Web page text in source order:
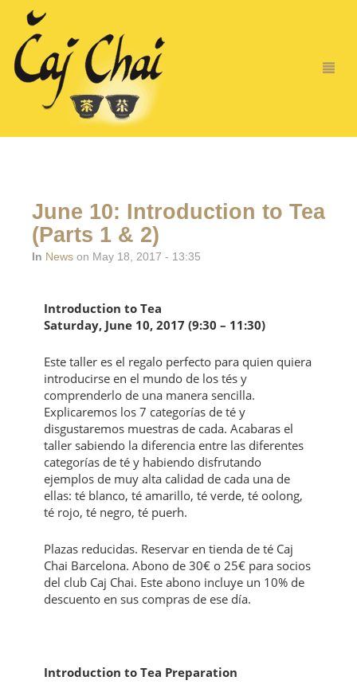
June 10: Introduction to Tea
(Parts 1 & 2)
In News on May 18, 2017 - 13:35
Introduction to Tea
Saturday, June 10, 2017 (9:30 – 11:30)
Este taller es el regalo perfecto para quien quiera
introducirse en el mundo de los tés y
comprenderlo de una manera sencilla.
Explicaremos los 7 categorías de té y
disgustaremos muestras de cada. Acabaras el
taller sabiendo la diferencia entre las diferentes
categorías de té y habiendo disfrutando
ejemplos de muy alta calidad de cada una de
ellas: té blanco, té amarillo, té verde, té oolong,
té rojo, té negro, té puerh.
Plazas reducidas. Reservar en tienda de té Caj
Chai Barcelona. Abono de 30€ o 25€ para socios
del club Caj Chai. Este abono incluye un 10% de
descuento en sus compras de ese día.
Introduction to Tea Preparation